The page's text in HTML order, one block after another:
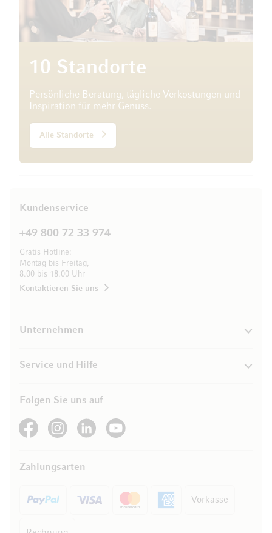
10 Standorte
Persönliche Beratung, tägliche Verkostungen und
Inspiration für mehr Genuss.
Alle Standorte
Kundenservice
+49 800 72 33 974
Gratis Hotline:
Montag bis Freitag,
8.00 bis 18.00 Uhr
Kontaktieren Sie uns
Unternehmen
Service und Hilfe
Folgen Sie uns auf
See our FacebookSee our Instagram account
See our LinkedInSee our YouTube channel
Zahlungsarten
Vorkasse